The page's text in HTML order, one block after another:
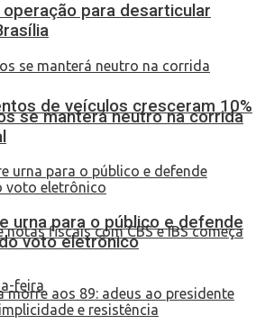
de veículos cresceram 10%
para desarticular
se manterá neutro na corrida
urna para o público e defende
voto eletrônico